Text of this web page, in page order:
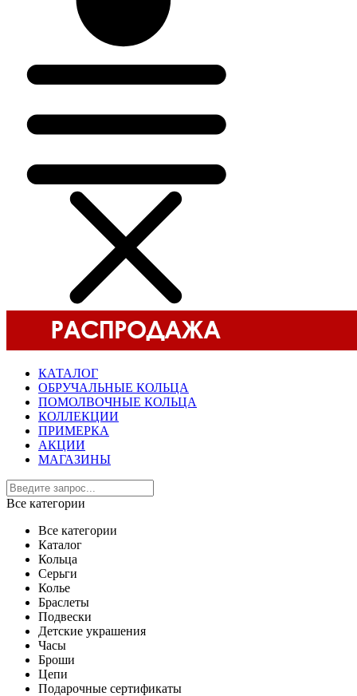
КАТАЛОГ
ОБРУЧАЛЬНЫЕ КОЛЬЦА
ПОМОЛВОЧНЫЕ КОЛЬЦА
КОЛЛЕКЦИИ
ПРИМЕРКА
АКЦИИ
МАГАЗИНЫ
Все категории
Все категории
Каталог
Кольца
Серьги
Колье
Браслеты
Подвески
Детские украшения
Часы
Броши
Цепи
Подарочные сертификаты